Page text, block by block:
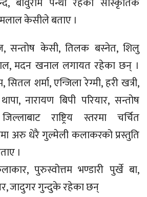
केसीले बताए ।
सन्तोष केसी, तिलक बस्नेत, शिलु
मदन खनाल लगायत रहेका छन् ।
शर्मा, एन्जिला रेग्मी, हरी खत्री,
नारायण बिपी परियार, सन्तोष
राष्ट्रिय स्तरमा चर्चित
अरु धेरै गुल्मेली कलाकरको प्रस्तुति
।
पुरुस्वोत्तम भण्डारी पुर्खे बा,
जादुगर गुन्दुके रहेका छन्